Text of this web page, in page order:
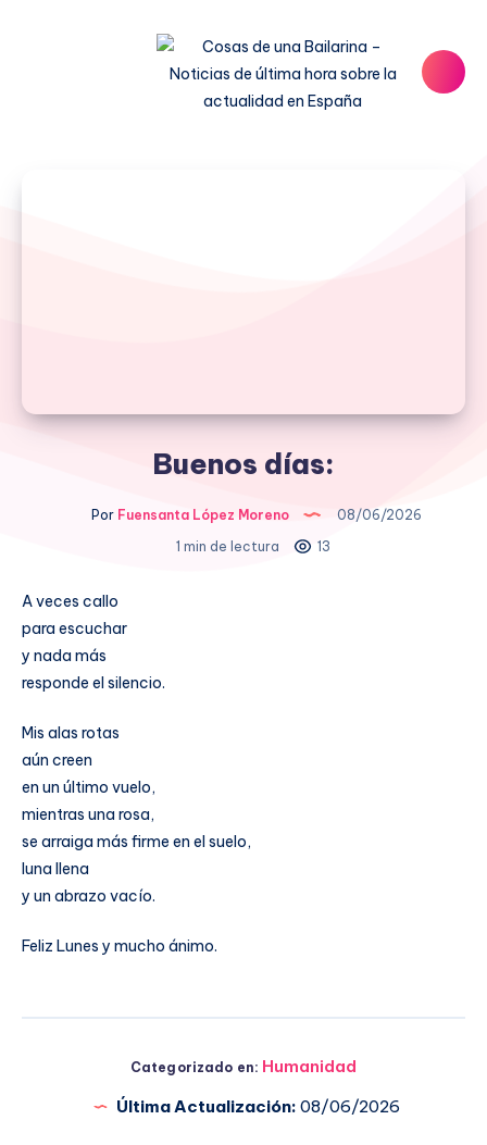
Buenos días:
PorFuensanta López Moreno
08/06/2026
1 min de lectura
13
A veces callo
para escuchar
y nada más
responde el silencio.
Mis alas rotas
aún creen
en un último vuelo,
mientras una rosa,
se arraiga más firme en el suelo,
luna llena
y un abrazo vacío.
Feliz Lunes y mucho ánimo.
Categorizado en: Humanidad
Última Actualización: 08/06/2026